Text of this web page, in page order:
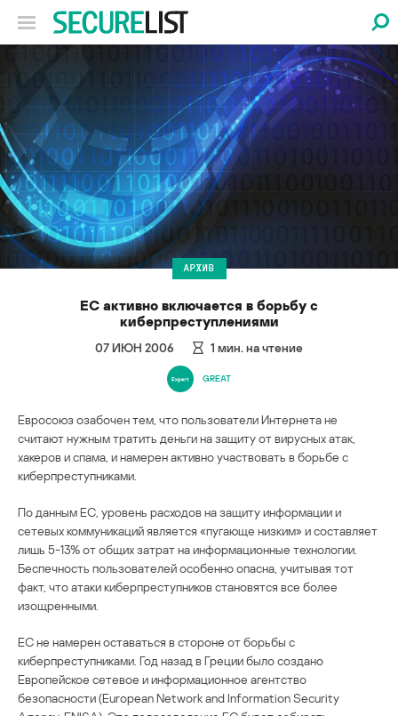
АРХИВ
ЕС активно включается в борьбу с
киберпреступлениями
07 ИЮН 2006 1 мин. на чтение
GREAT
Евросоюз озабочен тем, что пользователи Интернета не
считают нужным тратить деньги на защиту от вирусных атак,
хакеров и спама, и намерен активно участвовать в борьбе с
киберпреступниками.
По данным ЕС, уровень расходов на защиту информации и
сетевых коммуникаций является «пугающе низким» и составляет
лишь 5-13% от общих затрат на информационные технологии.
Беспечность пользователей особенно опасна, учитывая тот
факт, что атаки киберпреступников становятся все более
изощренными.
ЕС не намерен оставаться в стороне от борьбы с
киберпреступниками. Год назад в Греции было создано
Европейское сетевое и информационное агентство
безопасности (European Network and Information Security